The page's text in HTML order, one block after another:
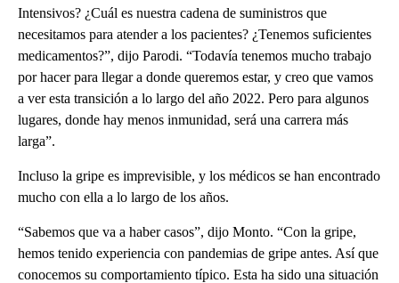
Intensivos? ¿Cuál es nuestra cadena de suministros que
necesitamos para atender a los pacientes? ¿Tenemos suficientes
medicamentos?”, dijo Parodi. “Todavía tenemos mucho trabajo
por hacer para llegar a donde queremos estar, y creo que vamos
a ver esta transición a lo largo del año 2022. Pero para algunos
lugares, donde hay menos inmunidad, será una carrera más
larga”.
Incluso la gripe es imprevisible, y los médicos se han encontrado
mucho con ella a lo largo de los años.
“Sabemos que va a haber casos”, dijo Monto. “Con la gripe,
hemos tenido experiencia con pandemias de gripe antes. Así que
conocemos su comportamiento típico. Esta ha sido una situación